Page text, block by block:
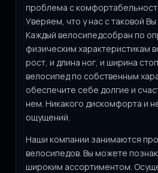
проблема с
Уверяем, что у нас с таковой
Каждый велосипедсобран по
физическим характеристикам
рост, и длина ног, и ширина
велосипед по собственным
обеспечите себе долгие и
нем. Никакого дискомфорта и
ощущений.
Наши компании занимаются
велосипедов. Вы можете
широким ассортиментом.